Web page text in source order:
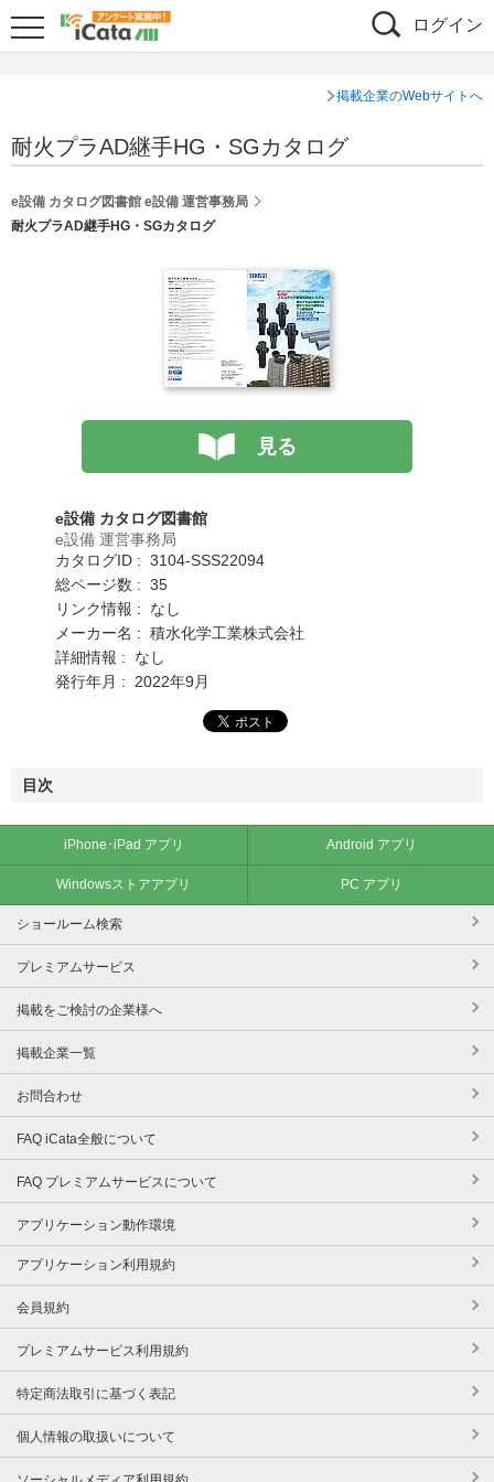
ログイン
掲載企業のWebサイトへ
耐火プラAD継手HG・SGカタログ
e設備 カタログ図書館 e設備 運営事務局
耐火プラAD継手HG・SGカタログ
見る
e設備 カタログ図書館
e設備 運営事務局
カタログID : 3104-SSS22094
総ページ数 : 35
リンク情報 : なし
メーカー名 : 積水化学工業株式会社
詳細情報 : なし
発行年月 : 2022年9月
目次
iPhone･iPad アプリ Android アプリ
Windowsストアアプリ PC アプリ
ショールーム検索
プレミアムサービス
掲載をご検討の企業様へ
掲載企業一覧
お問合わせ
FAQ iCata全般について
FAQ プレミアムサービスについて
アプリケーション動作環境
アプリケーション利用規約
会員規約
プレミアムサービス利用規約
特定商法取引に基づく表記
個人情報の取扱いについて